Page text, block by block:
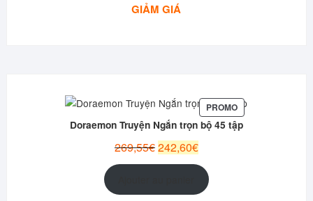
GIẢM GIÁ
PROMOPRODUIT
EN
PROMOTION
Doraemon Truyện Ngắn trọn bộ 45 tập
269,55€ Le
prix
était :
242,60€Le
prix
actuel
est :